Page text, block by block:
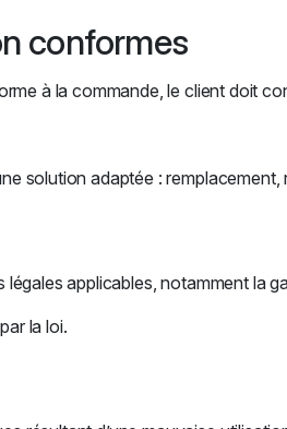
conformes
à la commande, le client doit
solution adaptée :
applicables, notamment la
la loi.